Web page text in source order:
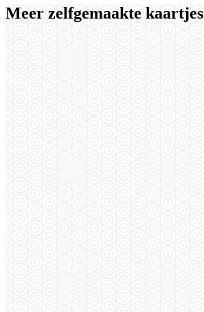
Meer zelfgemaakte kaartjes